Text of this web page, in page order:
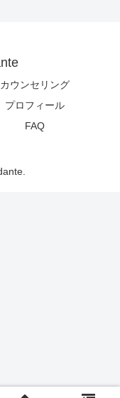
カウンセリング
プロフィール
FAQ